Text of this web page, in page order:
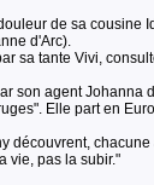
de sa cousine
d'Arc).
sa tante Vivi,
son agent Johanna
Elle part en
découvrent,
vie, pas la subir."